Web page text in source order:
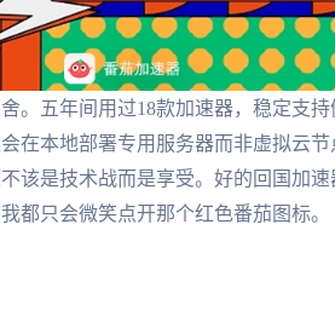
。五年间用过18款加速器，稳定支
在本地部署专用服务器而非虚拟云
该是技术战而是享受。好的回国加
都只会微笑点开那个红色番茄图标。